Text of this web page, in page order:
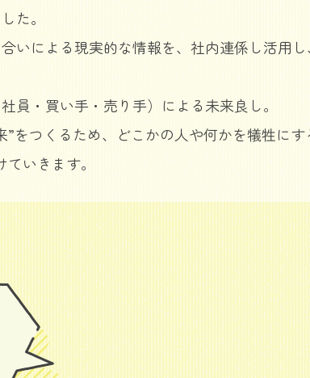
た。
いによる現実的な情報を、社内連係し活用
・買い手・売り手）による未来良し。
をつくるため、どこかの人や何かを犠牲に
いきます。